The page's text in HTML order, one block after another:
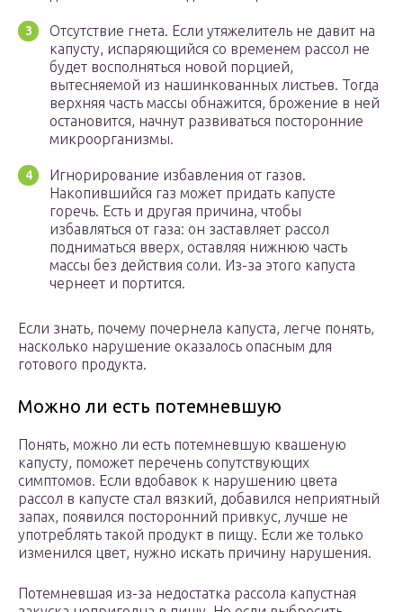
Отсутствие гнета. Если утяжелитель не давит на
капусту, испаряющийся со временем рассол не
будет восполняться новой порцией,
вытесняемой из нашинкованных листьев. Тогда
верхняя часть массы обнажится, брожение в ней
остановится, начнут развиваться посторонние
микроорганизмы.
Игнорирование избавления от газов.
Накопившийся газ может придать капусте
горечь. Есть и другая причина, чтобы
избавляться от газа: он заставляет рассол
подниматься вверх, оставляя нижнюю часть
массы без действия соли. Из-за этого капуста
чернеет и портится.
Если знать, почему почернела капуста, легче понять,
насколько нарушение оказалось опасным для
готового продукта.
Можно ли есть потемневшую
Понять, можно ли есть потемневшую квашеную
капусту, поможет перечень сопутствующих
симптомов. Если вдобавок к нарушению цвета
рассол в капусте стал вязкий, добавился неприятный
запах, появился посторонний привкус, лучше не
употреблять такой продукт в пищу. Если же только
изменился цвет, нужно искать причину нарушения.
Потемневшая из-за недостатка рассола капустная